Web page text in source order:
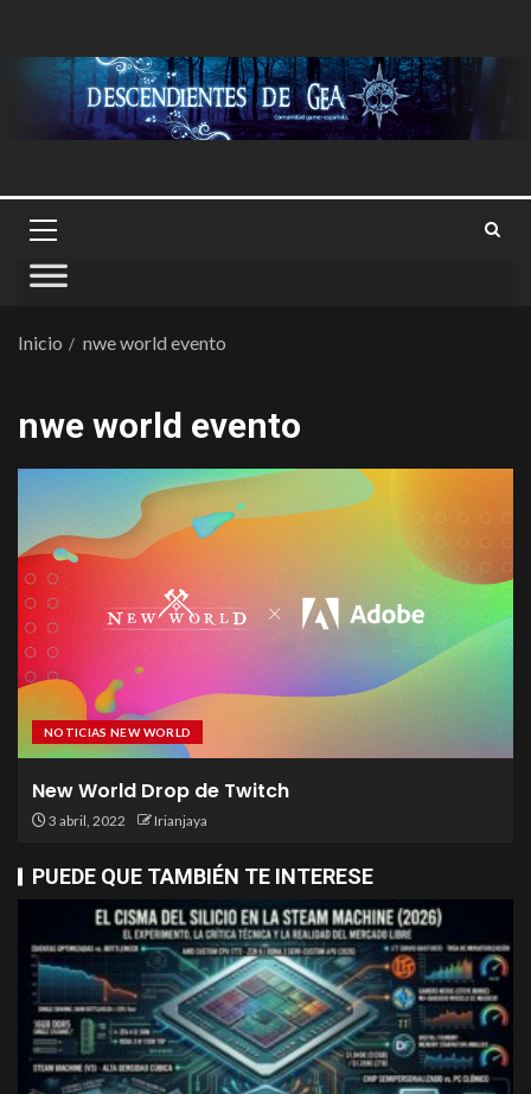
Inicio nwe world evento
nwe world evento
NOTICIAS NEW WORLD
New World Drop de Twitch
3 abril, 2022 Irianjaya
PUEDE QUE TAMBIÉN TE INTERESE